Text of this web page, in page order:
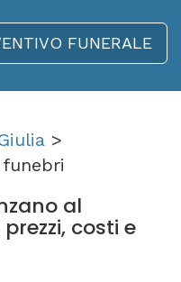
FUNERALE
>
al
costi e